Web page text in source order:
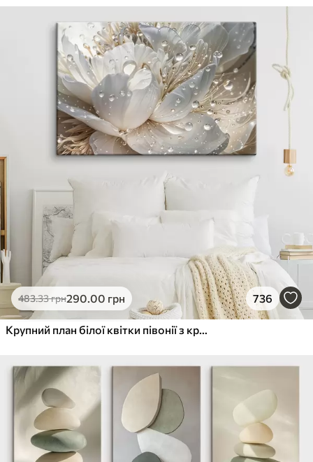
483.33грн290.00 грн 736
Крупний план білої квітки півонії з крапельками води на пелюстках на розмитому фоні